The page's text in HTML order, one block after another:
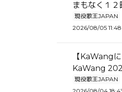
まもなく１
現役歌王JAPAN
2026/08/05 11:48
【KaWang
KaWang
現役歌王JAPAN